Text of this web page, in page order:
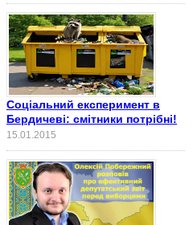
Соціальний експеримент в
Бердичеві: смітники потрібні!
15.01.2015